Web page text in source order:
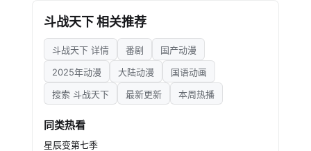
斗战天下 相关推荐
斗战天下 详情 番剧
国产动漫
2025年动漫
大陆动漫
国语动画
搜索 斗战天下
最新更新 本周热播
同类热看
星辰变第七季